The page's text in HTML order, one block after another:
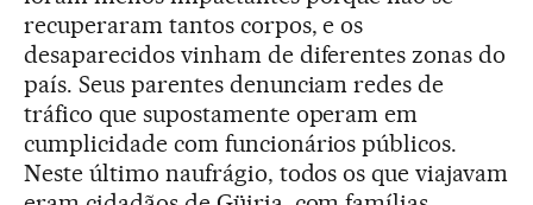
recuperaram tantos corpos, e os
desaparecidos vinham de diferentes zonas do
país. Seus parentes denunciam redes de
tráfico que supostamente operam em
cumplicidade com funcionários públicos.
Neste último naufrágio, todos os que viajavam